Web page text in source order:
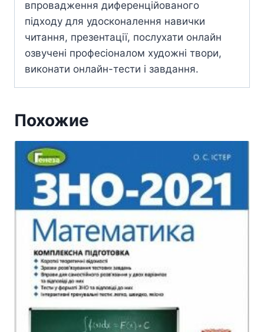
впровадження диференційованого
підходу для удосконалення навички
читання, презентації, послухати онлайн
озвучені професіоналом художні твори,
виконати онлайн-тести і завдання.
Похожие